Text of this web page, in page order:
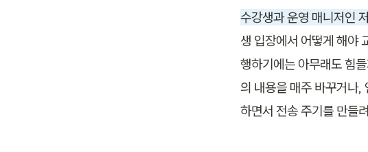
수강생과 운영 매니저인
생 입장에서 어떻게 해야
행하기에는 아무래도 힘
의 내용을 매주 바꾸거나,
하면서 전송 주기를 만들